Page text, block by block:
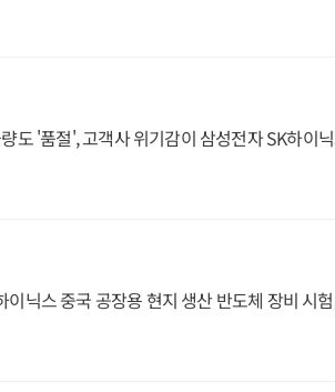
도 '품절', 고객사 위기감이 삼성전자 SK하이
닉스 중국 공장용 현지 생산 반도체 장비 시